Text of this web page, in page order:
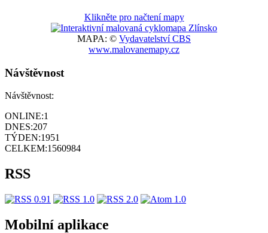
Klikněte pro načtení mapy
MAPA: © Vydavatelství CBS
www.malovanemapy.cz
Návštěvnost
Návštěvnost:
ONLINE:1
DNES:207
TÝDEN:1951
CELKEM:1560984
RSS
Mobilní aplikace